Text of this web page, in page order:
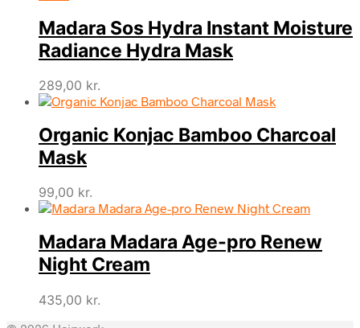
Madara Sos Hydra Instant Moisture
Radiance Hydra Mask
289,00 kr.
Organic Konjac Bamboo Charcoal
Mask
99,00 kr.
Madara Madara Age-pro Renew
Night Cream
435,00 kr.